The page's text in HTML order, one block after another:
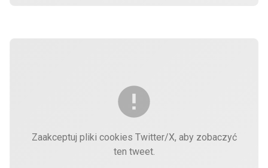
Zaakceptuj pliki cookies Twitter/X, aby zobaczyć
ten tweet.